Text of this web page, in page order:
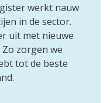
werkt nauw
in de sector.
uit met nieuwe
zorgen we
tot de beste